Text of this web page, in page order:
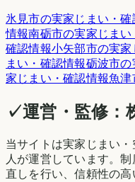
氷見市の実家じまい・確
情報南砺市の実家じまい
確認情報小矢部市の実家
まい・確認情報砺波市の
家じまい・確認情報魚津
✓運営・監修：
当サイトは実家じまい
人が運営しています。
直しを行い、信頼性の